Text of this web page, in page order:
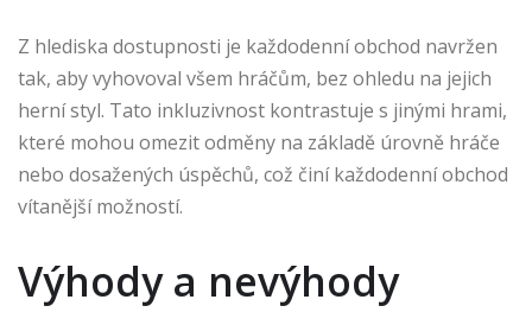
Z hlediska dostupnosti je každodenní obchod navržen
tak, aby vyhovoval všem hráčům, bez ohledu na jejich
herní styl. Tato inkluzivnost kontrastuje s jinými hrami,
které mohou omezit odměny na základě úrovně hráče
nebo dosažených úspěchů, což činí každodenní obchod
vítanější možností.
Výhody a nevýhody